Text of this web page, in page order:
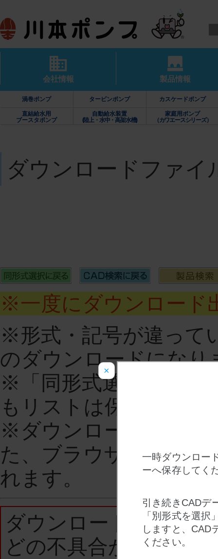
会社情報 製品情報
渦巻ポンプ タービンポンプ カスケードポンプ
直結給水用
ブースタポンプ
自動給水装置
(陸上・水中・高架水槽)
家庭用ポンプ
（カワエースシリーズ）
ダウンロードファイ
※一度にダウンロード
※形式・記号が違って
のダウンロードになり
※「同形式選択に戻る
もリストは保持されま
※ダウンロードをする
た、ブラウザを閉じた
れます。
ダウンロードされな
どの不具合があった
×
一時ダウンロー
ーへ保存してく
引き続きCADデ
「別形式を選
しますと、CAD
ください。